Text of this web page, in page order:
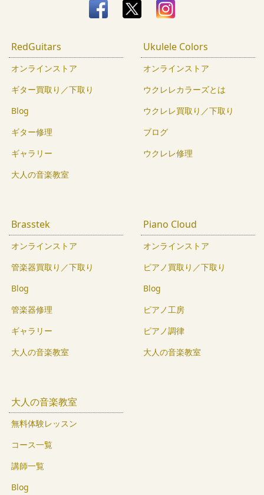
RedGuitars
オンラインストア
ギター買取り／下取り
Blog
ギター修理
ギャラリー
大人の音楽教室
Ukulele Colors
オンラインストア
ウクレレカラーズとは
ウクレレ買取り／下取り
ブログ
ウクレレ修理
Brasstek
オンラインストア
管楽器買取り／下取り
Blog
管楽器修理
ギャラリー
大人の音楽教室
Piano Cloud
オンラインストア
ピアノ買取り／下取り
Blog
ピアノ工房
ピアノ調律
大人の音楽教室
大人の音楽教室
無料体験レッスン
コース一覧
講師一覧
Blog